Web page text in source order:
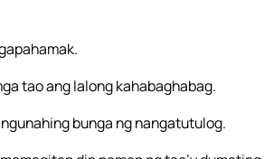
tao ang lalong kahabaghabag.
bunga ng nangatutulog.